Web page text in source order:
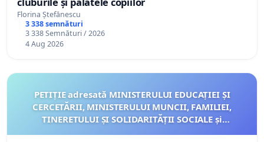
Florina Ștefănescu
3 338 semnături
3 338 Semnături / 2026
4 Aug 2026
PETIȚIE adresată MINISTERULUI EDUCAȚIEI ȘI
CERCETĂRII, MINISTERULUI MUNCII, FAMILIEI,
TINERETULUI ȘI SOLIDARITĂȚII SOCIALE și